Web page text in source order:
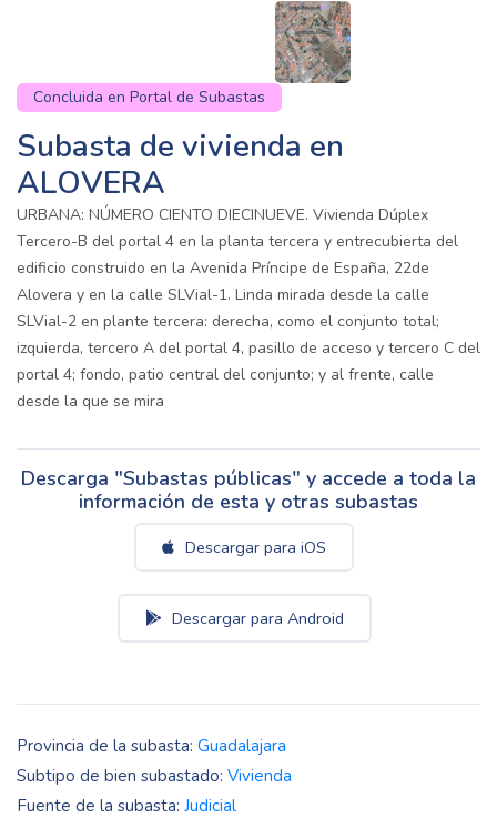
Concluida en Portal de Subastas
Subasta de vivienda en
ALOVERA
URBANA: NÚMERO CIENTO DIECINUEVE. Vivienda Dúplex
Tercero-B del portal 4 en la planta tercera y entrecubierta del
edificio construido en la Avenida Príncipe de España, 22de
Alovera y en la calle SLVial-1. Linda mirada desde la calle
SLVial-2 en plante tercera: derecha, como el conjunto total;
izquierda, tercero A del portal 4, pasillo de acceso y tercero C del
portal 4; fondo, patio central del conjunto; y al frente, calle
desde la que se mira
Descarga "Subastas públicas" y accede a toda la
información de esta y otras subastas
Descargar para iOS
Descargar para Android
Provincia de la subasta: Guadalajara
Subtipo de bien subastado: Vivienda
Fuente de la subasta: Judicial